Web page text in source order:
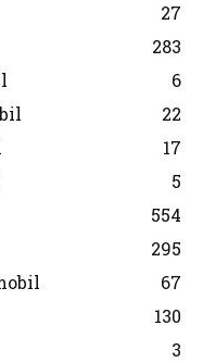
27
283
6
22
17
5
554
295
67
130
3